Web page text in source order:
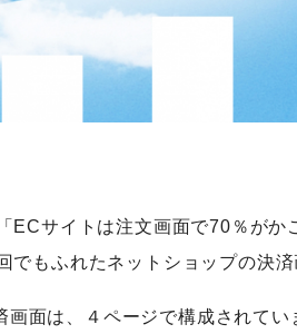
ECサイトは注文画面で70％がか
でもふれたネットショップの決
面は、４ページで構成されてい